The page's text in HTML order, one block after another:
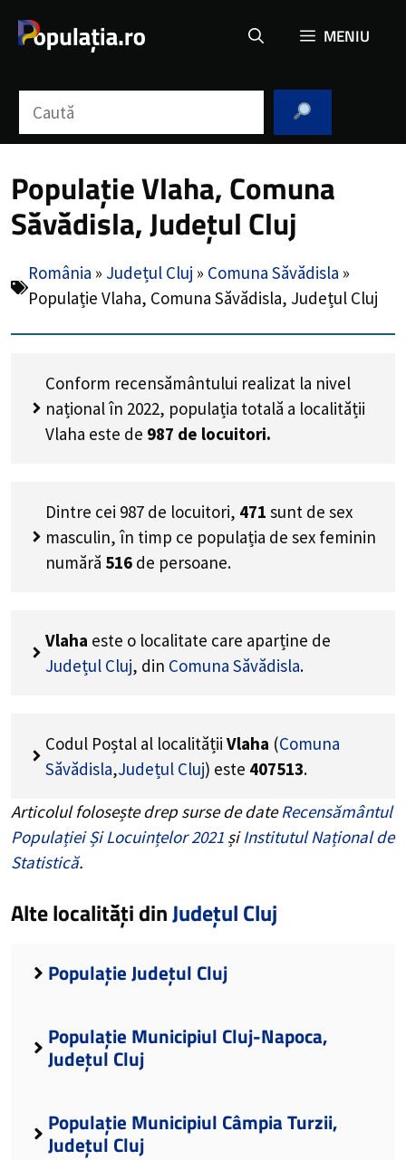
MENIU
Populație Vlaha, Comuna
Săvădisla, Județul Cluj
România » Județul Cluj » Comuna Săvădisla »
Populație Vlaha, Comuna Săvădisla, Județul Cluj
Conform recensământului realizat la nivel
național în 2022, populația totală a localității
Vlaha este de 987 de locuitori.
Dintre cei 987 de locuitori, 471 sunt de sex
masculin, în timp ce populația de sex feminin
numără 516 de persoane.
Vlaha este o localitate care aparține de
Județul Cluj, din Comuna Săvădisla.
Codul Poștal al localității Vlaha (Comuna
Săvădisla,Județul Cluj) este 407513.
Articolul folosește drep surse de dateRecensământul
Populației Și Locuințelor 2021 șiInstitutul Național de
Statistică.
Alte localități dinJudețul Cluj
Populație Județul Cluj
Populație Municipiul Cluj-Napoca,
Județul Cluj
Populație Municipiul Câmpia Turzii,
Județul Cluj